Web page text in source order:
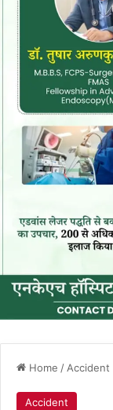
Home /Accident
Accident